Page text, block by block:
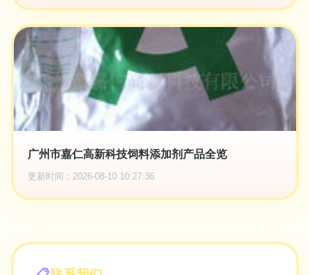
广州市嘉仁高新科技饲料添加剂产品全览
更新时间：2026-08-10 10:27:36